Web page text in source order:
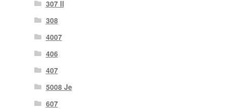
307 II
308
4007
406
407
5008 Je
607